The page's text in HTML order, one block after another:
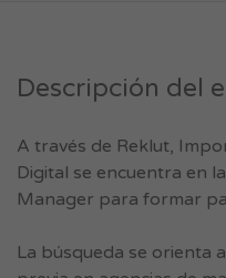
Descripción del
A través de Reklut,
Digital se encuentra en
Manager para formar
La búsqueda se orienta